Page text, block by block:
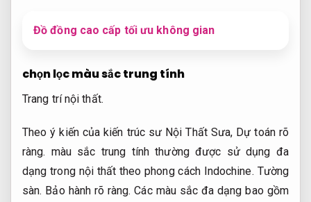
Đồ đồng cao cấp tối ưu không gian
chọn lọc màu sắc trung tính
Trang trí nội thất.
Theo ý kiến của kiến trúc sư Nội Thất Sưa, Dự toán rõ
ràng. màu sắc trung tính thường được sử dụng đa
dạng trong nội thất theo phong cách Indochine. Tường
sàn. Bảo hành rõ ràng. Các màu sắc đa dạng bao gồm